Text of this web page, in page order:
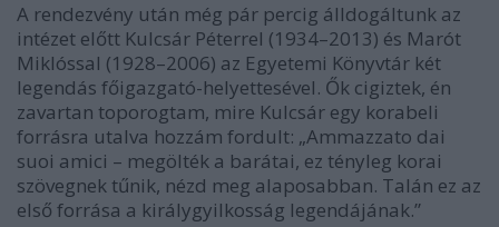
A rendezvény után még pár percig álldogáltunk az
intézet előtt Kulcsár Péterrel (1934–2013) és Marót
Miklóssal (1928–2006) az Egyetemi Könyvtár két
legendás főigazgató-helyettesével. Ők cigiztek, én
zavartan toporogtam, mire Kulcsár egy korabeli
forrásra utalva hozzám fordult: „Ammazzato dai
suoi amici – megölték a barátai, ez tényleg korai
szövegnek tűnik, nézd meg alaposabban. Talán ez az
első forrása a királygyilkosság legendájának.”